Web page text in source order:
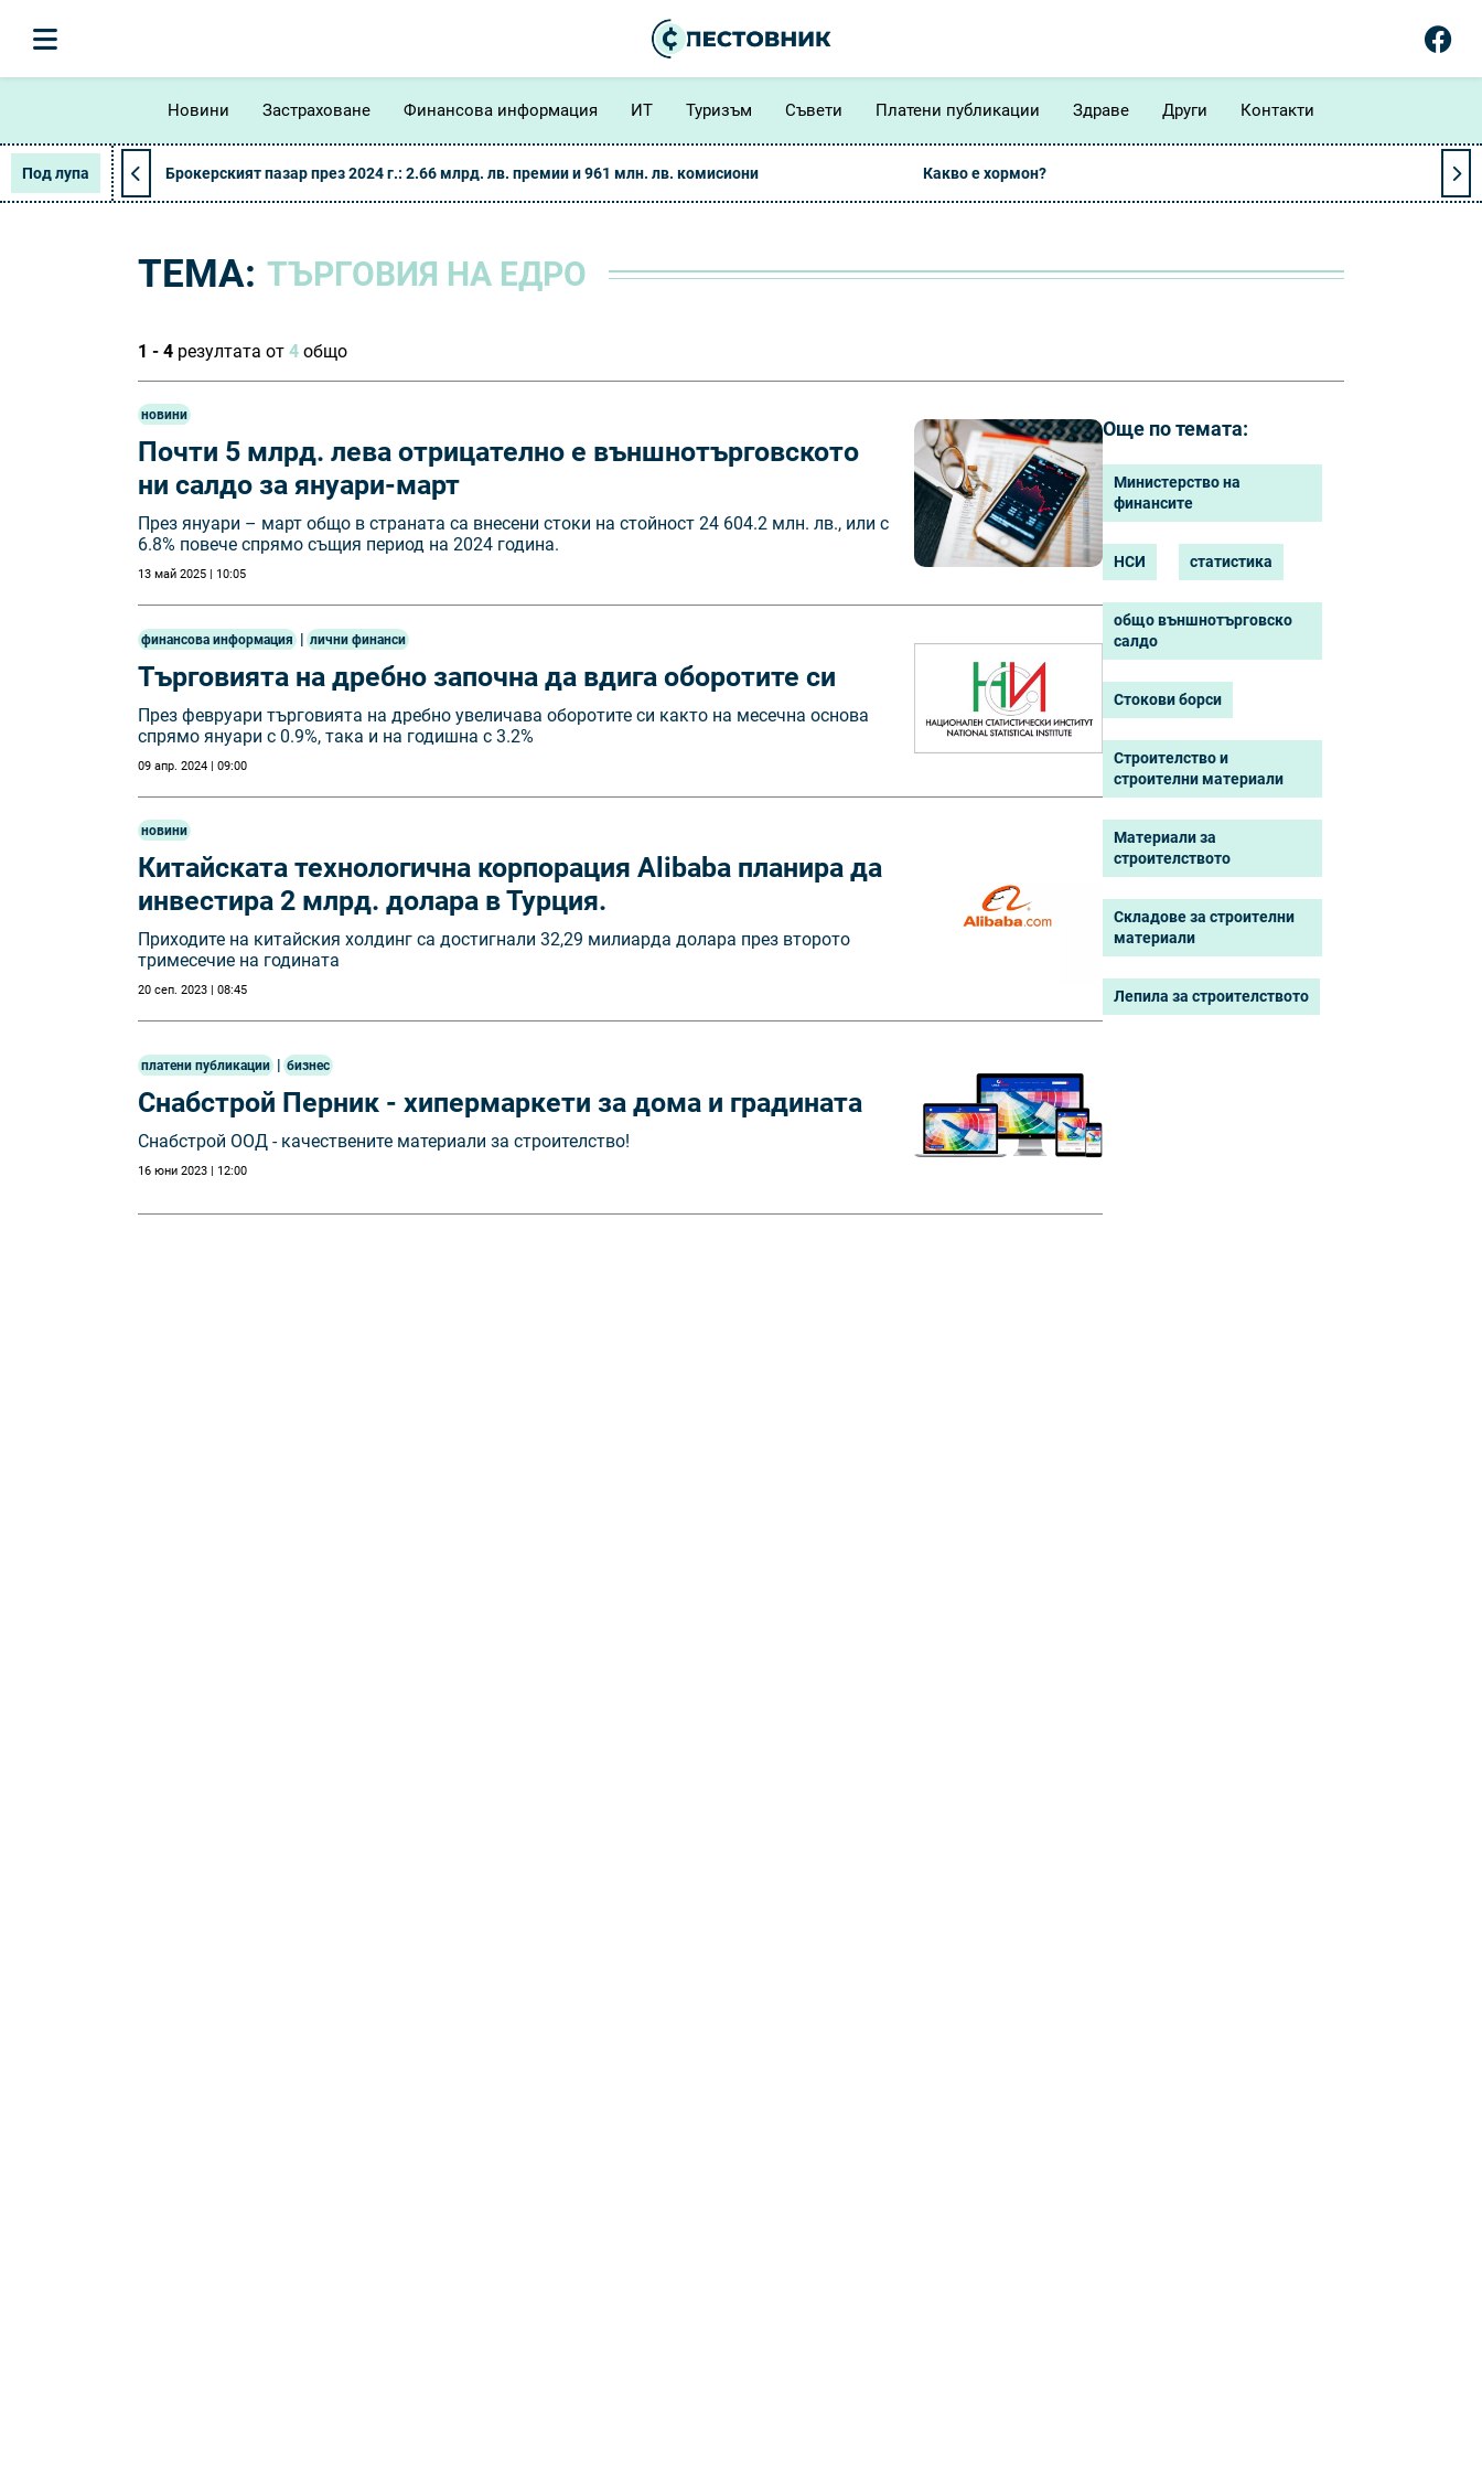
Новини Застраховане Финансова информация ИТ Туризъм Съвети Платени публикации Здраве Други Контакти
Под лупа Брокерският пазар през 2024 г.: 2.66 млрд. лв. премии и 961 млн. лв. комисиони Какво е хормон?
ТЕМА: ТЪРГОВИЯ НА ЕДРО
1 - 4 резултата от 4 общо
новини
Почти 5 млрд. лева отрицателно е външнотърговското
ни салдо за януари-март
През януари – март общо в страната са внесени стоки на стойност 24 604.2 млн. лв., или с
6.8% повече спрямо същия период на 2024 година.
13 май 2025 | 10:05
финансова информация | лични финанси
Търговията на дребно започна да вдига оборотите си
През февруари търговията на дребно увеличава оборотите си както на месечна основа
спрямо януари с 0.9%, така и на годишна с 3.2%
09 апр. 2024 | 09:00
новини
Китайската технологична корпорация Alibaba планира да
инвестира 2 млрд. долара в Турция.
Приходите на китайския холдинг са достигнали 32,29 милиарда долара през второто
тримесечие на годината
20 сеп. 2023 | 08:45
платени публикации | бизнес
Снабстрой Перник - хипермаркети за дома и градината
Снабстрой ООД - качествените материали за строителство!
16 юни 2023 | 12:00
Още по темата:
Министерство на
финансите
НСИ статистика
общо външнотърговско
салдо
Стокови борси
Строителство и
строителни материали
Материали за
строителството
Складове за строителни
материали
Лепила за строителството